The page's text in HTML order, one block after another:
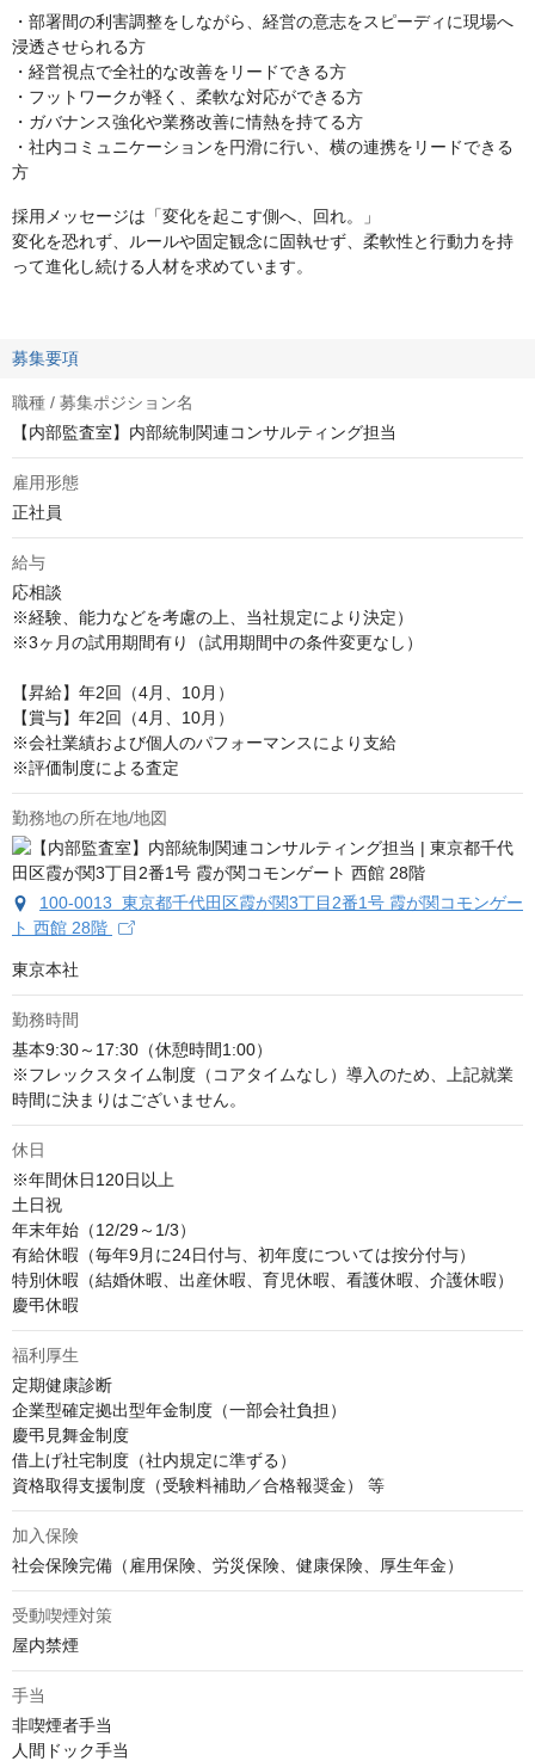
・部署間の利害調整をしながら、経営の意志をスピーディに現場へ
浸透させられる方
・経営視点で全社的な改善をリードできる方
・フットワークが軽く、柔軟な対応ができる方
・ガバナンス強化や業務改善に情熱を持てる方
・社内コミュニケーションを円滑に行い、横の連携をリードできる
方
採用メッセージは「変化を起こす側へ、回れ。」
変化を恐れず、ルールや固定観念に固執せず、柔軟性と行動力を持
って進化し続ける人材を求めています。
募集要項
職種 / 募集ポジション名
【内部監査室】内部統制関連コンサルティング担当
雇用形態
正社員
給与
応相談
※経験、能力などを考慮の上、当社規定により決定）
※3ヶ月の試用期間有り（試用期間中の条件変更なし）
【昇給】年2回（4月、10月）
【賞与】年2回（4月、10月）
※会社業績および個人のパフォーマンスにより支給
※評価制度による査定
勤務地の所在地/地図
100-0013 東京都千代田区霞が関3丁目2番1号 霞が関コモンゲー
ト 西館 28階
東京本社
勤務時間
基本9:30～17:30（休憩時間1:00）
※フレックスタイム制度（コアタイムなし）導入のため、上記就業
時間に決まりはございません。
休日
※年間休日120日以上
土日祝
年末年始（12/29～1/3）
有給休暇（毎年9月に24日付与、初年度については按分付与）
特別休暇（結婚休暇、出産休暇、育児休暇、看護休暇、介護休暇）
慶弔休暇
福利厚生
定期健康診断
企業型確定拠出型年金制度（一部会社負担）
慶弔見舞金制度
借上げ社宅制度（社内規定に準ずる）
資格取得支援制度（受験料補助／合格報奨金） 等
加入保険
社会保険完備（雇用保険、労災保険、健康保険、厚生年金）
受動喫煙対策
屋内禁煙
手当
非喫煙者手当
人間ドック手当